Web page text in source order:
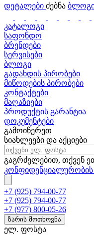
დეტალები ძებნა
კატალოგი
საფონდო
ბრენდები
სერვისები
ბლოგი
გადახდის პირობები
მიწოდების პირობები
კონტაქტები
მაღაზიები
პროდუქტის გარანტია
დოკუმენტები
გამოიწერეთ
სიახლეები და აქციები
გაგრძელებით, თქვენ
+7 (925) 794-00-77
+7 (925) 794-00-77
+7 (977) 800-05-26
ზარის მოთხოვნა
ელ. ფოსტა